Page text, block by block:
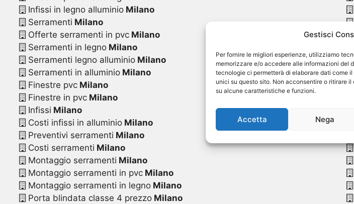
Gestisci
Per fornire le migliori esperienze, utilizziamo
memorizzare e/o accedere alle informazioni del
tecnologie ci permetterà di elaborare dati come
unici su questo sito. Non acconsentire o ritirare
su alcune caratteristiche e funzioni.
Accetta Nega
Infissi in legno alluminioMilano
Serramenti Milano
Offerte serramenti in pvcMilano
Serramenti in legnoMilano
Serramenti legno alluminioMilano
Serramenti in alluminioMilano
Finestre pvcMilano
Finestre in pvcMilano
Infissi Milano
Costi infissi in alluminioMilano
Preventivi serramenti Milano
Costi serramenti Milano
Montaggio serramenti Milano
Montaggio serramenti in pvcMilano
Montaggio serramenti in legnoMilano
Porta blindata classe 4 prezzoMilano